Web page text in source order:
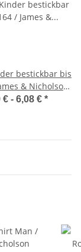
bestickbar bis
& Nicholson
JN019
€ - 6,08 € *